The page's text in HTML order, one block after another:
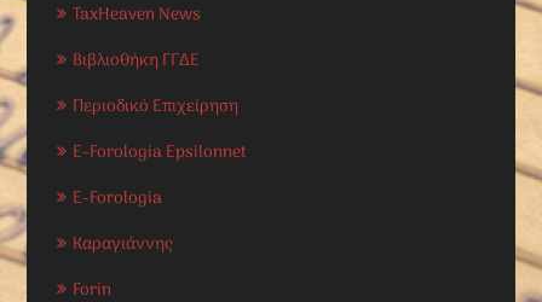
TaxHeaven News
Βιβλιοθήκη ΓΓΔΕ
Περιοδικό Επιχείρηση
E-Forologia Epsilonnet
E-Forologia
Καραγιάννης
Forin